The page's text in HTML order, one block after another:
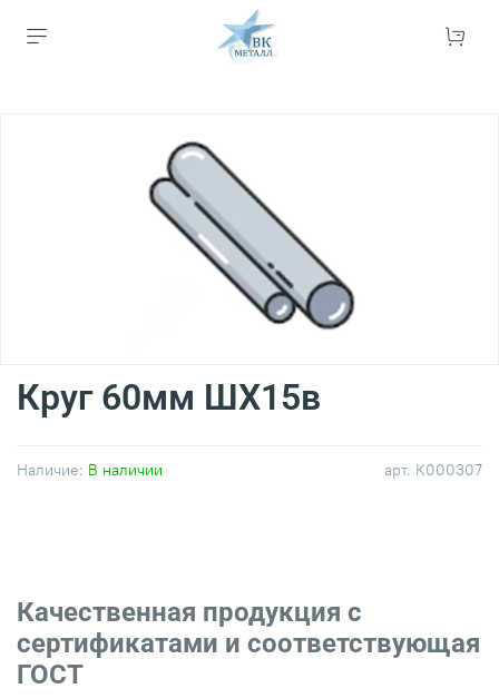
арт. К000307
Наличие: В наличии
Круг 60мм ШХ15в
Качественная продукция с
сертификатами и соответствующая
ГОСТ